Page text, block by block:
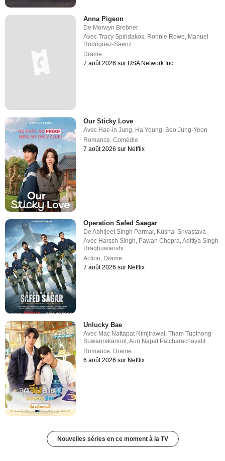
Anna Pigeon
De Morwyn Brebner
AvecTracy Spiridakos, Ronnie Rowe, Manuel
Rodriguez-Saenz
Drame
7 août 2026 sur USA Network Inc.
Our Sticky Love
Avec Hae-in Jung Ha Young ,Seo Jung-Yeon
Romance ,Comédie
7 août 2026 sur Netflix
Operation Safed Saagar
DeAbhijeet Singh Parmar, Kushal Srivastava
Avec Harssh Singh, Pawan Chopra,Adittya Singh
Rraghuwanshi
Action, Drame
7 août 2026 sur Netflix
Unlucky Bae
Avec Mac Nattapat Nimjirawat,Tham Tupthong
Suwanrakanont,Aun Napat Patcharachavalit
Romance, Drame
6 août 2026 sur Netflix
Nouvelles séries en ce moment à la TV